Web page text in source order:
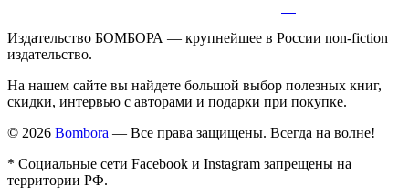
Издательство БОМБОРА — крупнейшее в России non-fiction
издательство.
На нашем сайте вы найдете большой выбор полезных книг,
скидки, интервью с авторами и подарки при покупке.
© 2026 Bombora — Все права защищены. Всегда на волне!
* Социальные сети Facebook и Instagram запрещены на
территории РФ.